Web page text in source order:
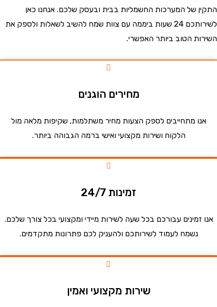
של המערכות החשמליות בבית ובעסק שלכם. אנחנו כאן
לשירותכם 24 שעות ביממה עם צוות שמח להשיב לשאלות ולספק את
הטוב ביותר האפשרי.
מחירים הוגנים
מתחייבים לספק הצעות מחיר משתלמות, שקיפות מלאה מול
הלקוח ושירות מקצועי ואישי ברמה הגבוהה ביותר.
זמינות 24/7
עבורכם בכל שעה לשירות מיידי ומקצועי בכל צורך שלכם.
נשמח לעמוד לשירותכם ולהעניק לכם פתרונות מתקדמים.
שירות מקצועי ואמין